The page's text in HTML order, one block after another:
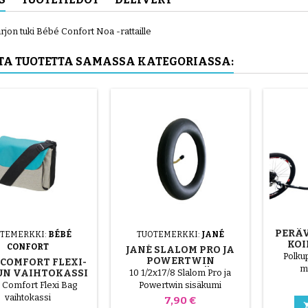
tuki Bébé Confort Noa -rattaille
TUOTETTA SAMASSA KATEGORIASSA:
BÉBÉ
CONFORT
FLEXI-
VAIHTOKASSI
Comfort Flexi Bag
vaihtokassi
TUOTEMERKKI: JANÉ
JANÉ SLALOM PRO JA
POWERTWIN
RATTAIDEN SISÄKUMI
10 1/2x17/8 Slalom Pro ja
Powertwin sisäkumi
Hinta
7,90 €